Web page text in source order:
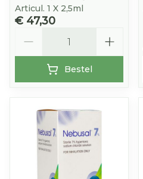
Articul. 1 X 2,5ml
€ 47,30
Bestel